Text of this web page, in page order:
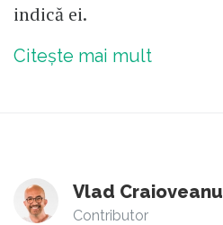
indică ei.
Citește mai mult
Vlad Craioveanu
Contributor